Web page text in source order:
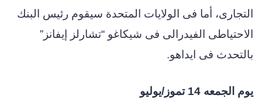
التجارى، أما فى الولايات المتحدة سيقوم رئيس البنك
الاحتياطى الفيدرالى فى شيكاغو “تشارلز إيفانز”
بالتحدث فى ايداهو.
يوم الجمعه 14 تموز/يوليو